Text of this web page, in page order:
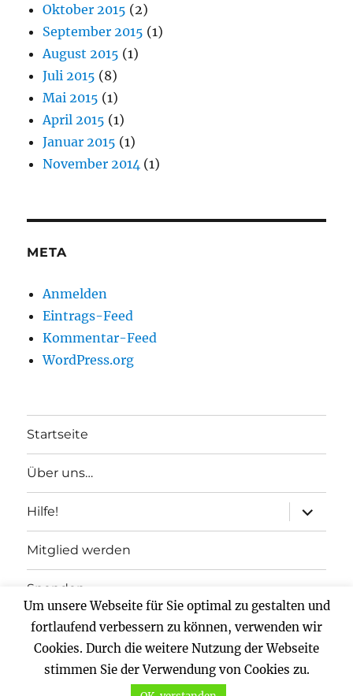
Oktober 2015 (2)
September 2015 (1)
August 2015 (1)
Juli 2015 (8)
Mai 2015 (1)
April 2015 (1)
Januar 2015 (1)
November 2014 (1)
META
Anmelden
Eintrags-Feed
Kommentar-Feed
WordPress.org
Startseite
Über uns…
Hilfe!
anzeigen
Mitglied werden
Spenden
Impressum
Datenschutz
Um unsere Webseite für Sie optimal zu gestalten und
fortlaufend verbessern zu können, verwenden wir
Cookies. Durch die weitere Nutzung der Webseite
stimmen Sie der Verwendung von Cookies zu.